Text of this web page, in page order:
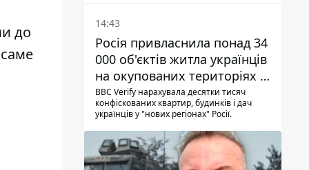
до
14:43
Росія привласнила понад 34
000 об'єктів житла українців
на окупованих територіях -
розслідування BBC
BBC Verify нарахувала десятки тисяч
конфіскованих квартир, будинків і дач
українців у "нових регіонах" Росії.